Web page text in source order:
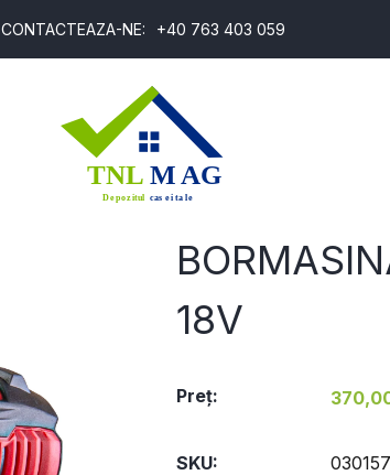
CONTACTEAZA-NE: +40 763 403 059
18V
Preţ:
SKU: 030157